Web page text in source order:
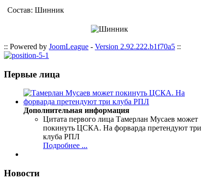
Состав: Шинник
:: Powered by JoomLeague - Version 2.92.222.b1f70a5 ::
Первые лица
Дополнительная информация
Цитата первого лица Тамерлан Мусаев может
покинуть ЦСКА. На форварда претендуют три
клуба РПЛ
Подробнее ...
Новости